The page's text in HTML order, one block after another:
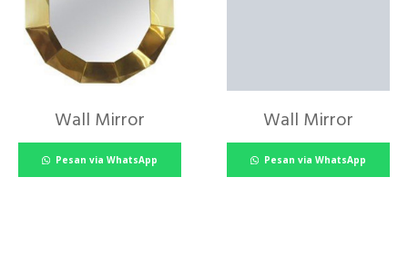
Wall Mirror
Pesan via WhatsApp
Wall Mirror
Pesan via WhatsApp